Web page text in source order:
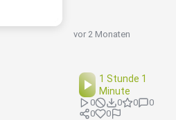
vor 2 Monaten
1 Stunde 1
Minute
0 0 0
0
0
0